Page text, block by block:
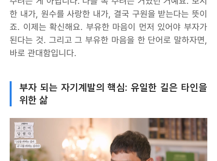
한 내가, 원수를 사랑한 내가, 결국 구원을 받는다는 뜻이
죠. 이제는 확신해요. 부유한 마음이 먼저 있어야 부자가
된다는 것. 그리고 그 부유한 마음을 한 단어로 말하자면,
바로 관대함입니다.
부자 되는 자기계발의 핵심: 유일한 길은 타인을
위한 삶